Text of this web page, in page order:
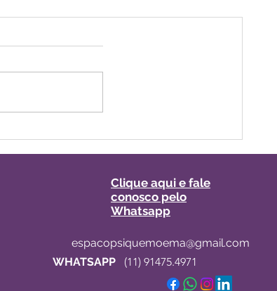
Clique aqui e fale
conosco pelo
Whatsapp
espacopsiquemoema@gmail.com
(11) 91475.4971
WHATSAPP